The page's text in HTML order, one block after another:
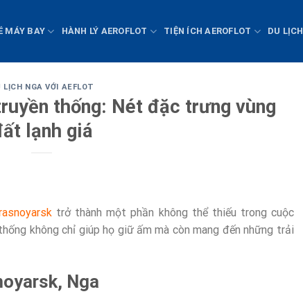
MÁY BAY HÀNH LÝ AEROFLOT TIỆN ÍCH AEROFLOT DU LỊCH
LỊCH NGA VỚI AEFLOT
thống: Nét đặc trưng vùng
lạnh giá
trở thành một phần không thể thiếu trong cuộc
không chỉ giúp họ giữ ấm mà còn mang đến những trải
Nga